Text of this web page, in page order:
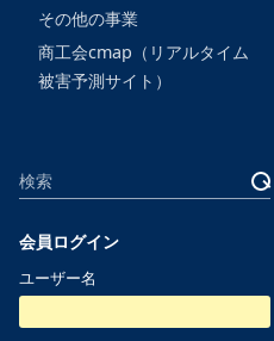
その他の事業
商工会cmap（リアルタイム
被害予測サイト）
サ
イ
ト
内
検
検
会員ログイン
ユーザー名